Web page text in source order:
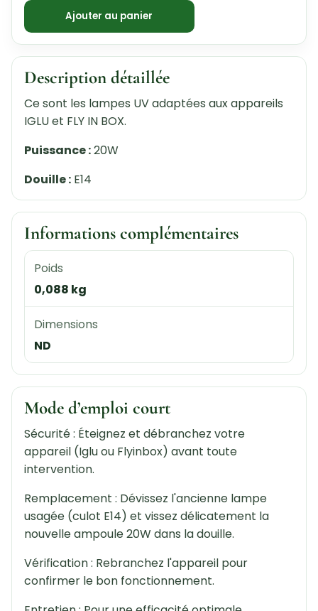
Ajouter au panier
Description détaillée
Ce sont les lampes UV adaptées aux appareils
IGLU et FLY IN BOX.
Puissance :20W
Douille :E14
Informations complémentaires
Poids
0,088 kg
Dimensions
ND
Mode d’emploi court
Sécurité : Éteignez et débranchez votre
appareil (Iglu ou Flyinbox) avant toute
intervention.
Remplacement : Dévissez l'ancienne lampe
usagée (culot E14) et vissez délicatement la
nouvelle ampoule 20W dans la douille.
Vérification : Rebranchez l'appareil pour
confirmer le bon fonctionnement.